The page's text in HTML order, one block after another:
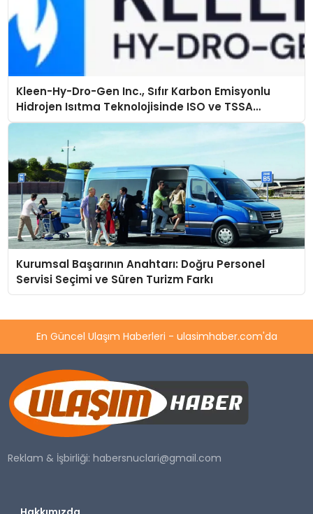
Kleen-Hy-Dro-Gen Inc., Sıfır Karbon Emisyonlu
Hidrojen Isıtma Teknolojisinde ISO ve TSSA
Düzenleyici Onaylarını Aldı
Kurumsal Başarının Anahtarı: Doğru Personel
Servisi Seçimi ve Süren Turizm Farkı
En Güncel Ulaşım Haberleri - ulasimhaber.com'da
Reklam & İşbirliği:habersnuclari@gmail.com